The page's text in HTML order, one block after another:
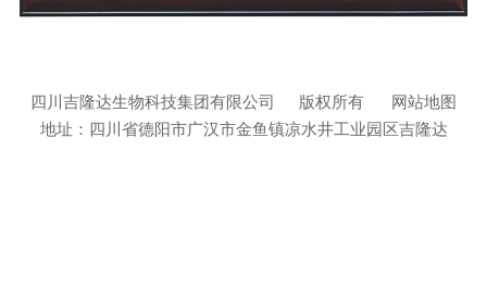
四川吉隆达生物科技集团有限公司 版权所有
网站地图
地址：四川省德阳市广汉市金鱼镇凉水井工业园区吉隆达